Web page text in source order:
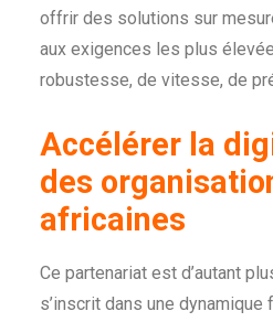
offrir des solutions sur
aux exigences les plus
robustesse, de vitesse, de
Accélérer la
des
africaines
Ce partenariat est d’autant
s’inscrit dans une